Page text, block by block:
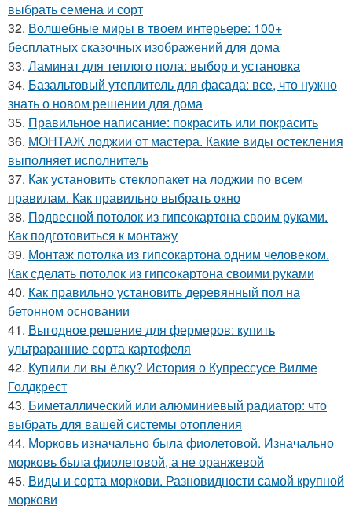
выбрать семена и сорт
32. Волшебные миры в твоем интерьере: 100+
бесплатных сказочных изображений для дома
33. Ламинат для теплого пола: выбор и установка
34. Базальтовый утеплитель для фасада: все, что нужно
знать о новом решении для дома
35. Правильное написание: покрасить или покрасить
36. МОНТАЖ лоджии от мастера. Какие виды остекления
выполняет исполнитель
37. Как установить стеклопакет на лоджии по всем
правилам. Как правильно выбрать окно
38. Подвесной потолок из гипсокартона своим руками.
Как подготовиться к монтажу
39. Монтаж потолка из гипсокартона одним человеком.
Как сделать потолок из гипсокартона своими руками
40. Как правильно установить деревянный пол на
бетонном основании
41. Выгодное решение для фермеров: купить
ультраранние сорта картофеля
42. Купили ли вы ёлку? История о Купрессусе Вилме
Голдкрест
43. Биметаллический или алюминиевый радиатор: что
выбрать для вашей системы отопления
44. Морковь изначально была фиолетовой. Изначально
морковь была фиолетовой, а не оранжевой
45. Виды и сорта моркови. Разновидности самой крупной
моркови